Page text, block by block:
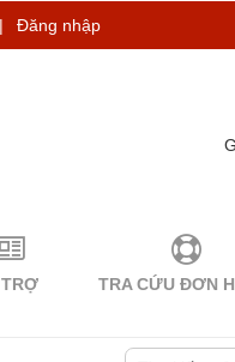
| Đăng nhập
TRA CỨU ĐƠN